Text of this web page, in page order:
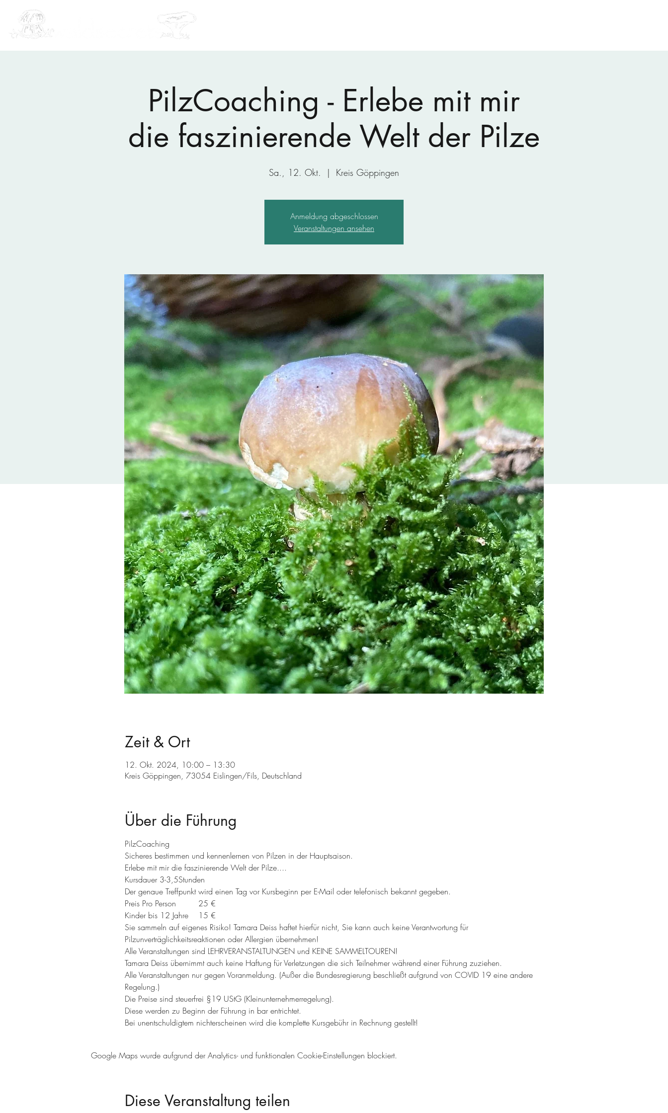
PilzCoaching - Erlebe mit mir
die faszinierende Welt der Pilze
Sa., 12. Okt.
  |
Kreis Göppingen
Anmeldung abgeschlossen
Veranstaltungen ansehen
Zeit & Ort
12. Okt. 2024, 10:00 – 13:30
Kreis Göppingen, 73054 Eislingen/Fils, Deutschland
Über die Führung
PilzCoaching
Sicheres bestimmen und kennenlernen von Pilzen in der Hauptsaison.
Erlebe mit mir die faszinierende Welt der Pilze....
Kursdauer 3-3,5Stunden
Der genaue Treffpunkt wird einen Tag vor Kursbeginn per E-Mail oder telefonisch bekannt gegeben.
Preis Pro Person         25 €
Kinder bis 12 Jahre    15 €
Sie sammeln auf eigenes Risiko! Tamara Deiss haftet hierfür nicht, Sie kann auch keine Verantwortung für
Pilzunverträglichkeitsreaktionen oder Allergien übernehmen!
Alle Veranstaltungen sind LEHRVERANSTALTUNGEN und KEINE SAMMELTOUREN!
Tamara Deiss übernimmt auch keine Haftung für Verletzungen die sich Teilnehmer während einer Führung zuziehen.
Alle Veranstaltungen nur gegen Voranmeldung. (Außer die Bundesregierung beschließt aufgrund von COVID 19 eine andere
Regelung.)
Die Preise sind steuerfrei §19 UStG (Kleinunternehmerregelung).
Diese werden zu Beginn der Führung in bar entrichtet.
Bei unentschuldigtem nichterscheinen wird die komplette Kursgebühr in Rechnung gestellt!
Google Maps wurde aufgrund der Analytics- und funktionalen Cookie-Einstellungen blockiert.
Diese Veranstaltung teilen